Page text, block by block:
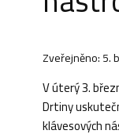
Zveřejněno: 5.
V úterý 3.
Drtiny
klávesových